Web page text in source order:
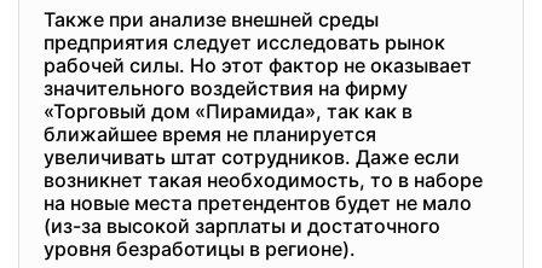
Также при анализе внешней среды
предприятия следует исследовать рынок
рабочей силы. Но этот фактор не оказывает
значительного воздействия на фирму
«Торговый дом «Пирамида», так как в
ближайшее время не планируется
увеличивать штат сотрудников. Даже если
возникнет такая необходимость, то в наборе
на новые места претендентов будет не мало
(из-за высокой зарплаты и достаточного
уровня безработицы в регионе).